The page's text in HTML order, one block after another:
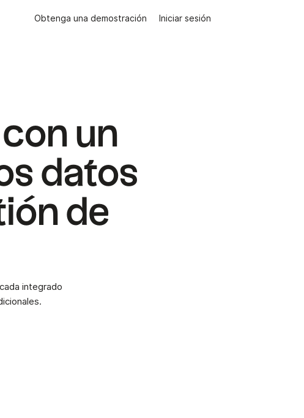
Obtenga una demostración Iniciar sesión
un
datos
de
integrado